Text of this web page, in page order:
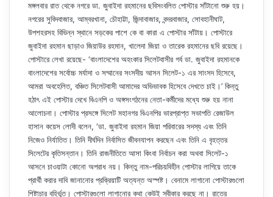
মঙ্গলবার রাত থেকে নগরে ডা. জুবাইদা রহমানের ছবিসংবলিত পোস্টার সাঁটানো শুরু হয়।
নগরের সুবিদবাজার, আম্বরখানা, চৌহাট্টা, জিন্দাবাজার, বন্দরবাজার, সোবহানীঘাট,
উপশহরসহ বিভিন্ন স্থানে সড়কের পাশে কে বা কারা এ পোস্টার সাঁটায়। পোস্টারে
জুবাইদা রহমান ছাড়াও জিয়াউর রহমান, খালেদা জিয়া ও তারেক রহমানের ছবি রয়েছে।
পোস্টারে লেখা রয়েছে- ‘বাংলাদেশের অহংকার সিলেটবাসীর গর্ব ডা. জুবাইদা রহমানকে
বাংলাদেশের সর্বোচ্চ মর্যাদা ও সম্মানের সংসদীয় আসন সিলেট-১ এর সাংসদ হিসেবে,
আমরা অবহেলিত, বঞ্চিত সিলেটবাসী আমাদের অভিভাবক হিসেবে দেখতে চাই।’ কিন্তু
হঠাৎ এই পোস্টার দেখে বিএনপি ও অঙ্গসংগঠনের নেতা-কর্মীদের মধ্যে শুরু হয় নানা
আলোচনা। পোস্টার প্রসঙ্গে সিলেট মহানগর বিএনপির ভারপ্রাপ্ত সভাপতি রেজাউল
হাসান কয়েস লোদী বলেন, ‘ডা. জুবাইদা রহমান জিয়া পরিবারের সদস্য এবং তিনি
নিজেও নির্যাতিত। তিনি দীর্ঘদিন নির্বাসিত জীবনযাপন করছেন এবং তিনি এ বৃহত্তর
সিলেটের কৃতিসন্তান। তিনি রাজনীতিতে আসা কিংবা নির্বাচন করা অথবা সিলেট-১
আসনে চাওয়াটা কোনো অপরাধ নয়। কিন্তু নাম-পরিচয়বিহীন পোস্টার লাগিয়ে তাকে
প্রার্থী করার দাবি জানানোর প্রক্রিয়াটি অত্যন্ত অস্পষ্ট। বেনামে লাগানো পোস্টারগুলো
শিষ্টাচার বহির্ভূত। পোস্টারগুলো লাগানোর কথা কেউই স্বীকার করছে না। রাতের